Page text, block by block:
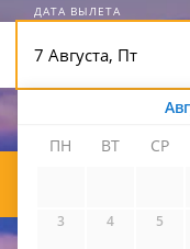
ДАТА ВЫЛЕТА
ПН
ВТ СР
3 4 5